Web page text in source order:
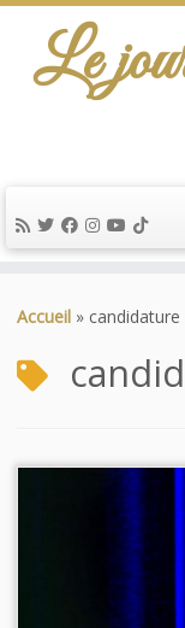
au
Le
Accueil » candidature